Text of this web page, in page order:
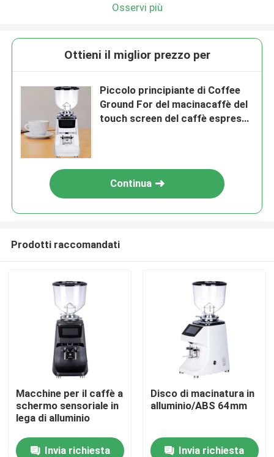
Casa
Prodotti
Osservi più
Ottieni il miglior prezzo per
Piccolo principiante di Coffee
Ground For del macinacaffè del
touch screen del caffè espresso
Continua
Prodotti raccomandati
Macchine per il caffè a
schermo sensoriale in
lega di alluminio
Invia richiesta
Disco di macinatura in
alluminio/ABS 64mm
Invia richiesta